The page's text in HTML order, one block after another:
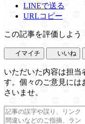
LINEで送る
URLコピー
この記事を評価しよう
イマイチ いいね
いただいた内容は担当
す。個々のご意見には
さいませ。